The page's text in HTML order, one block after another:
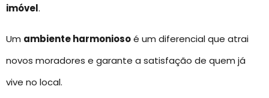
imóvel.
Um ambiente harmoniosoé um diferencial que atrai
novos moradores e garante a satisfação de quem já
vive no local.